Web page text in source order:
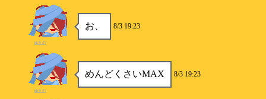
お、 8/3 19:23
ゆきの
めんどくさいMAX 8/3 19:23
ゆきの